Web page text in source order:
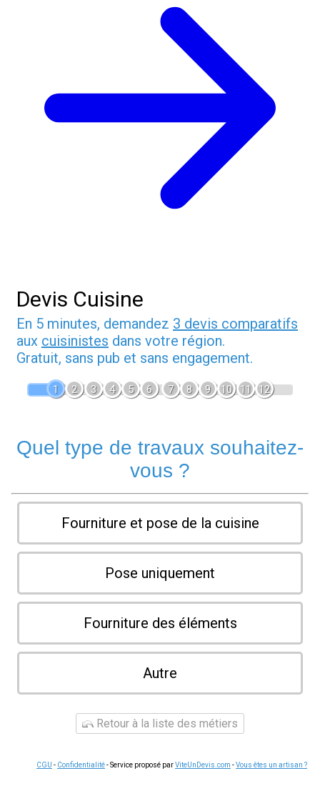
Devis Cuisine
En 5 minutes, demandez 3 devis comparatifs
aux cuisinistes dans votre région.
Gratuit, sans pub et sans engagement.
1 2 3 4 5 6 7 8 9 10 11 12
Quel type de travaux souhaitez-
vous ?
Fourniture et pose de la cuisine
Pose uniquement
Fourniture des éléments
Autre
Retour à la liste des métiers
CGU - Confidentialité- Service proposé parViteUnDevis.com -Vous êtes un artisan ?